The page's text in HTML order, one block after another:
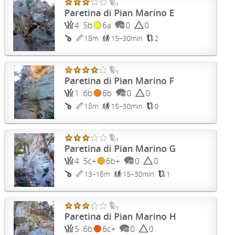
1
Paretina di Pian Marino E
4 5b 6a 0 0
18m 15–30min 2
1
Paretina di Pian Marino F
1 6b 6b 0 0
18m 15–30min 0
1
Paretina di Pian Marino G
4 5c+ 6b+ 0 0
13–18m 15–30min 1
1
Paretina di Pian Marino H
5 6b 6c+ 0 0